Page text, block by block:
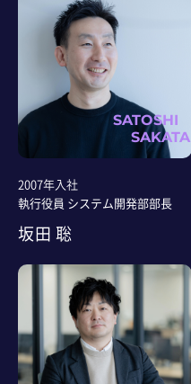
SATOSHI
SAKATA
2007年入社
執行役員 システム開発部部長
坂田 聡